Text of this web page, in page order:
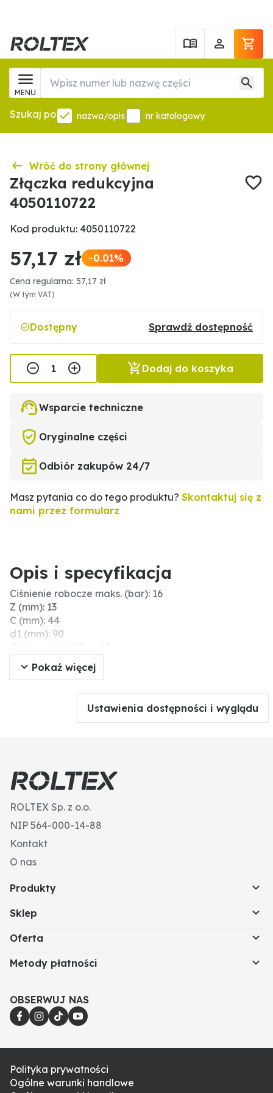
MENU
Szukaj po nazwa/opis nr katalogowy
Wróć do strony głównej
Złączka redukcyjna
4050110722
Kod produktu: 4050110722
57,17 zł -0.01%
Cena regularna: 57,17 zł
(W tym VAT)
Dostępny Sprawdź dostępność
Dodaj do koszyka
Wsparcie techniczne
Oryginalne części
Odbiór zakupów 24/7
Masz pytania co do tego produktu? Skontaktuj się z
nami przez formularz
Opis i specyfikacja
Ciśnienie robocze maks. (bar): 16
Z (mm): 13
C (mm): 44
d1 (mm): 90
Materiał: PVC-U
B (mm): 51
Pokaż więcej
Ustawienia dostępności i wyglądu
ROLTEX Sp. z o.o.
NIP 564-000-14-88
Kontakt
O nas
Produkty
Sklep
Oferta
Metody płatności
OBSERWUJ NAS
Polityka prywatności
Ogólne warunki handlowe